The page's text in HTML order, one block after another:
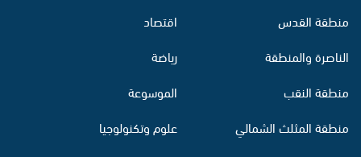
منطقة القدس
الناصرة والمنطقة
منطقة النقب
منطقة المثلث الشمالي
اقتصاد
رياضة
الموسوعة
علوم وتكنولوجيا